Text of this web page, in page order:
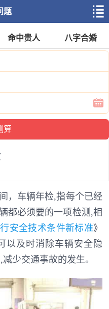
题
命中贵人 八字合婚
，车辆年检,指每个已经
都必须要的一项检测,相
安全技术条件新标准》
以及时消除车辆安全隐
少交通事故的发生。